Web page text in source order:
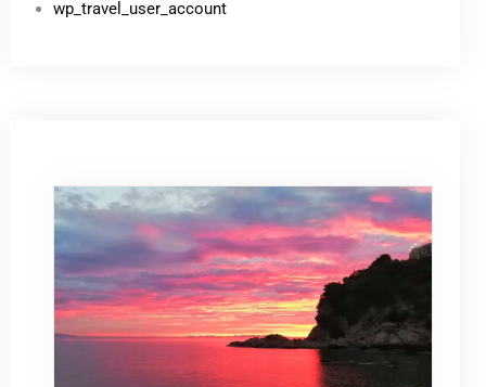
wp_travel_user_account